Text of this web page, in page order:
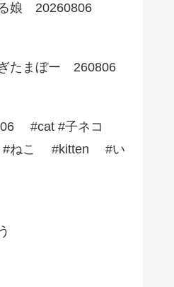
娘 20260806
たまぼー 260806
#cat #子ネコ
ねこ #kitten #い